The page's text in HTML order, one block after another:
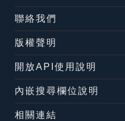
聯絡我們
版權聲明
開放API使用說明
內嵌搜尋欄位說明
相關連結